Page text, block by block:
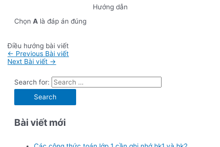
Hướng dẫn
ChọnA là đáp án đúng
Điều hướng bài viết
← Previous Bài viết
Next Bài viết →
Search for:
Bài viết mới